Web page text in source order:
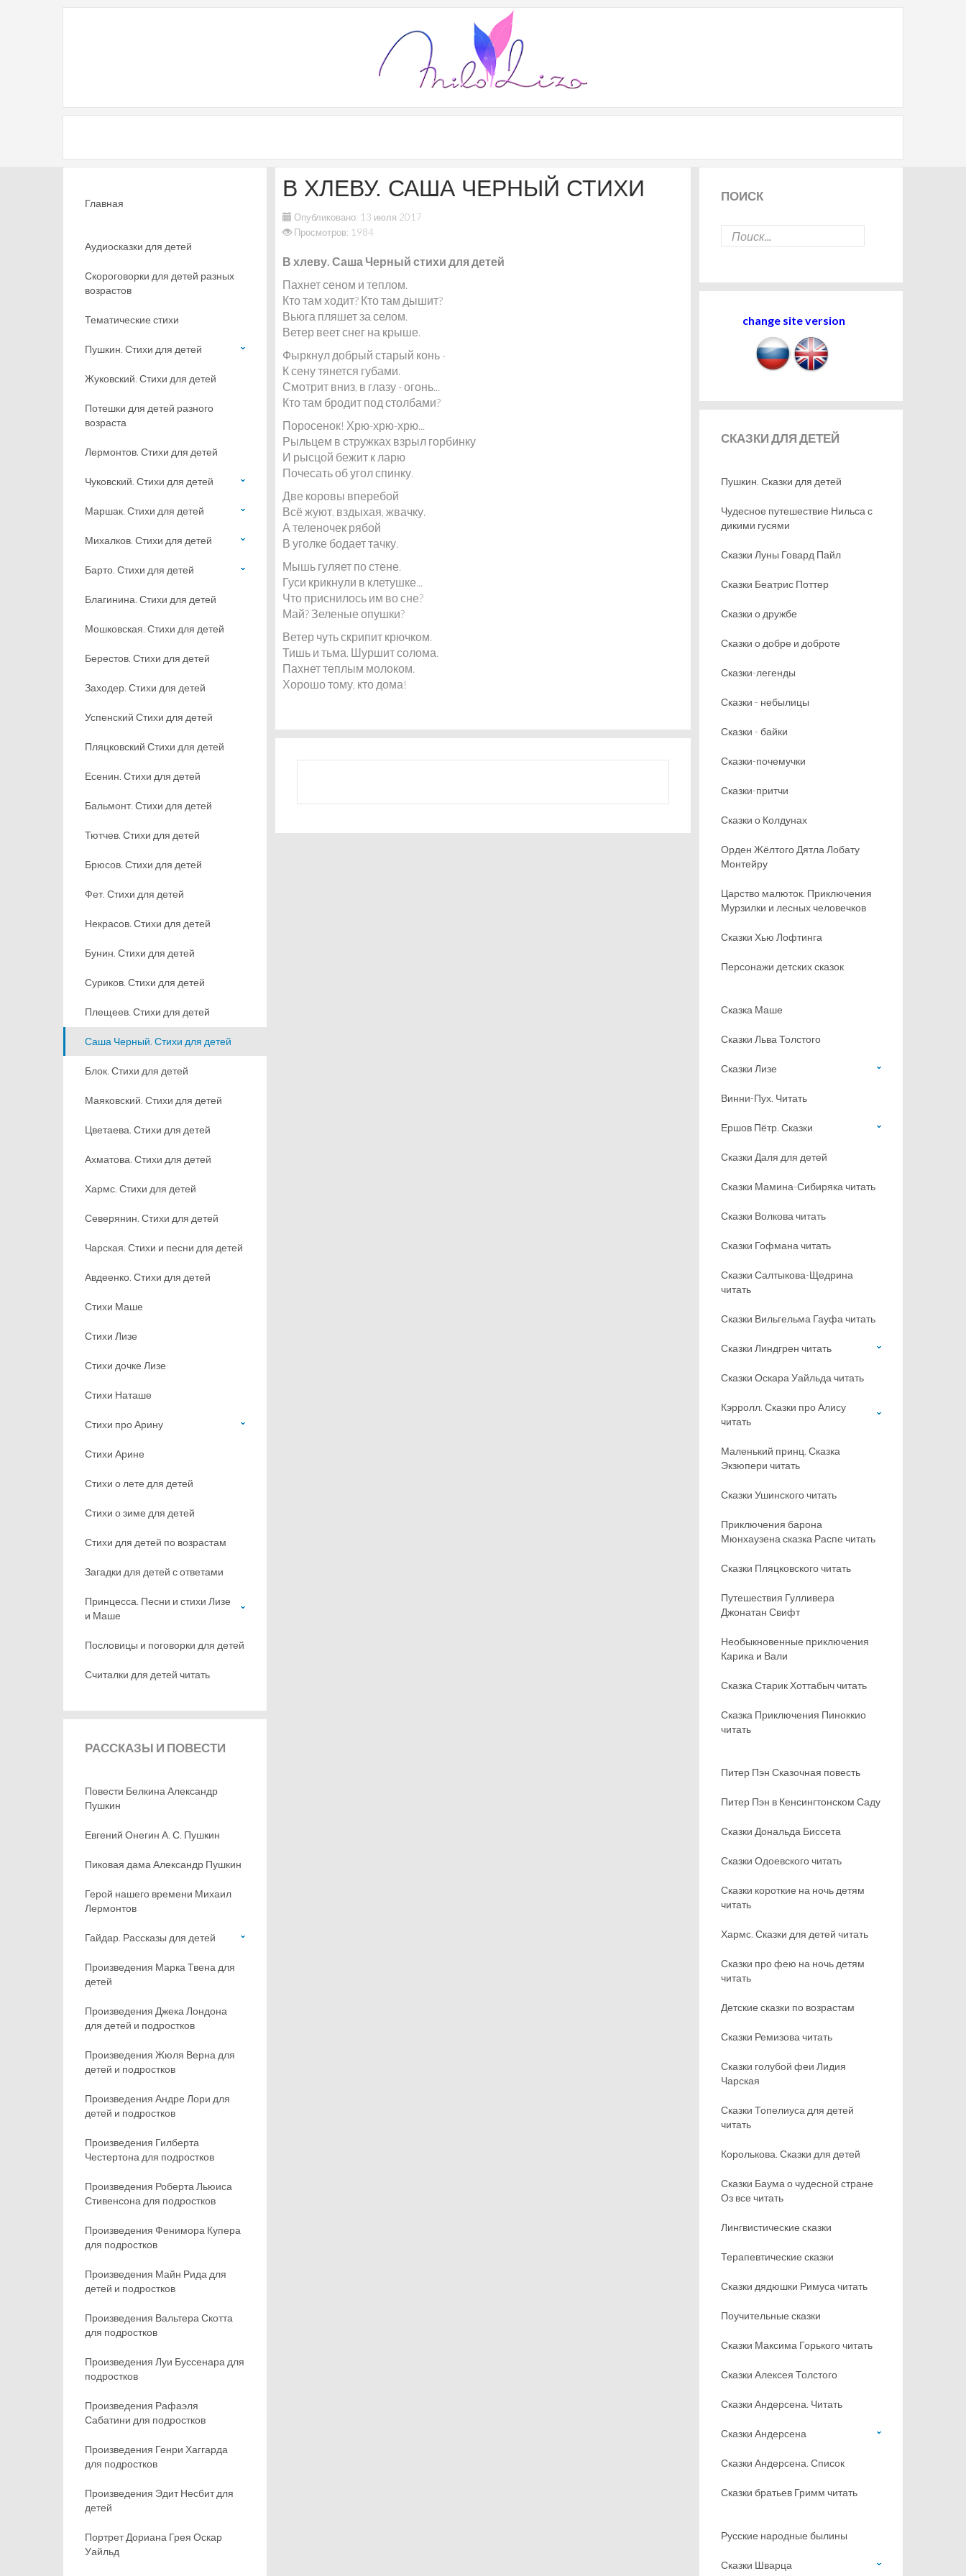
В ХЛЕВУ. САША ЧЕРНЫЙ СТИХИ
Опубликовано: 13 июля 2017
Просмотров: 1984
В хлеву. Саша Черный стихи для детей
Пахнет сеном и теплом.
Кто там ходит? Кто там дышит?
Вьюга пляшет за селом.
Ветер веет снег на крыше.
Фыркнул добрый старый конь -
К сену тянется губами.
Смотрит вниз, в глазу - огонь...
Кто там бродит под столбами?
Поросенок! Хрю-хрю-хрю...
Рыльцем в стружках взрыл горбинку
И рысцой бежит к ларю
Почесать об угол спинку.
Две коровы вперебой
Всё жуют, вздыхая, жвачку.
А теленочек рябой
В уголке бодает тачку.
Мышь гуляет по стене.
Гуси крикнули в клетушке...
Что приснилось им во сне?
Май? Зеленые опушки?
Ветер чуть скрипит крючком.
Тишь и тьма. Шуршит солома.
Пахнет теплым молоком.
Хорошо тому, кто дома!
Главная
Аудиосказки для детей
Скороговорки для детей разных
возрастов
Тематические стихи
Пушкин. Стихи для детей
Жуковский. Стихи для детей
Потешки для детей разного
возраста
Лермонтов. Стихи для детей
Чуковский. Стихи для детей
Маршак. Стихи для детей
Михалков. Стихи для детей
Барто. Стихи для детей
Благинина. Стихи для детей
Мошковская. Стихи для детей
Берестов. Стихи для детей
Заходер. Стихи для детей
Успенский Стихи для детей
Пляцковский Стихи для детей
Есенин. Стихи для детей
Бальмонт. Стихи для детей
Тютчев. Стихи для детей
Брюсов. Стихи для детей
Фет. Стихи для детей
Некрасов. Стихи для детей
Бунин. Стихи для детей
Суриков. Стихи для детей
Плещеев. Стихи для детей
Саша Черный. Стихи для детей
Блок. Стихи для детей
Маяковский. Стихи для детей
Цветаева. Стихи для детей
Ахматова. Стихи для детей
Хармс. Стихи для детей
Северянин. Стихи для детей
Чарская. Стихи и песни для детей
Авдеенко. Стихи для детей
Стихи Маше
Стихи Лизе
Стихи дочке Лизе
Стихи Наташе
Стихи про Арину
Стихи Арине
Стихи о лете для детей
Стихи о зиме для детей
Стихи для детей по возрастам
Загадки для детей с ответами
Принцесса. Песни и стихи Лизе
и Маше
Пословицы и поговорки для детей
Считалки для детей читать
РАССКАЗЫ И ПОВЕСТИ
Повести Белкина Александр
Пушкин
Евгений Онегин А. С. Пушкин
Пиковая дама Александр Пушкин
Герой нашего времени Михаил
Лермонтов
Гайдар. Рассказы для детей
Произведения Марка Твена для
детей
Произведения Джека Лондона
для детей и подростков
Произведения Жюля Верна для
детей и подростков
Произведения Андре Лори для
детей и подростков
Произведения Гилберта
Честертона для подростков
Произведения Роберта Льюиса
Стивенсона для подростков
Произведения Фенимора Купера
для подростков
Произведения Майн Рида для
детей и подростков
Произведения Вальтера Скотта
для подростков
Произведения Луи Буссенара для
подростков
Произведения Рафаэля
Сабатини для подростков
Произведения Генри Хаггарда
для подростков
Произведения Эдит Несбит для
детей
Портрет Дориана Грея Оскар
Уайльд
ПОИСК
change site version
СКАЗКИДЛЯ ДЕТЕЙ
Пушкин. Сказки для детей
Чудесное путешествие Нильса с
дикими гусями
Сказки Луны Говард Пайл
Сказки Беатрис Поттер
Сказки о дружбе
Сказки о добре и доброте
Сказки-легенды
Сказки - небылицы
Сказки - байки
Сказки-почемучки
Сказки-притчи
Сказки о Колдунах
Орден Жёлтого Дятла Лобату
Монтейру
Царство малюток. Приключения
Мурзилки и лесных человечков
Сказки Хью Лофтинга
Персонажи детских сказок
Сказка Маше
Сказки Льва Толстого
Сказки Лизе
Винни-Пух. Читать
Ершов Пётр. Сказки
Сказки Даля для детей
Сказки Мамина-Сибиряка читать
Сказки Волкова читать
Сказки Гофмана читать
Сказки Салтыкова-Щедрина
читать
Сказки Вильгельма Гауфа читать
Сказки Линдгрен читать
Сказки Оскара Уайльда читать
Кэрролл. Сказки про Алису
читать
Маленький принц. Сказка
Экзюпери читать
Сказки Ушинского читать
Приключения барона
Мюнхаузена сказка Распе читать
Сказки Пляцковского читать
Путешествия Гулливера
Джонатан Свифт
Необыкновенные приключения
Карика и Вали
Сказка Старик Хоттабыч читать
Сказка Приключения Пиноккио
читать
Питер Пэн Сказочная повесть
Питер Пэн в Кенсингтонском Саду
Сказки Дональда Биссета
Сказки Одоевского читать
Сказки короткие на ночь детям
читать
Хармс. Сказки для детей читать
Сказки про фею на ночь детям
читать
Детские сказки по возрастам
Сказки Ремизова читать
Сказки голубой феи Лидия
Чарская
Сказки Топелиуса для детей
читать
Королькова. Сказки для детей
Сказки Баума о чудесной стране
Оз все читать
Лингвистические сказки
Терапевтические сказки
Сказки дядюшки Римуса читать
Поучительные сказки
Сказки Максима Горького читать
Сказки Алексея Толстого
Сказки Андерсена. Читать
Сказки Андерсена
Сказки Андерсена. Список
Сказки братьев Гримм читать
Русские народные былины
Сказки Шварца